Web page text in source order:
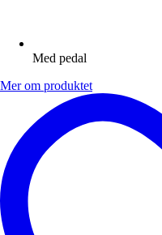
Med pedal
Mer om produktet